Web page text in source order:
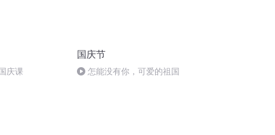
庆课
国庆节
怎能没有你，可爱的祖国